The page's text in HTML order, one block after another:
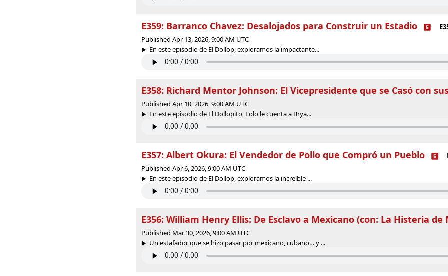
E359: Barranco Chavez: Desalojados para Construir un Estadio
Published Apr 13, 2026, 9:00 AM UTC
En este episodio de El Dollop, exploramos la impactante...
E358: Richard Mentor Johnson: El Vicepresidente que se Casó con
Published Apr 10, 2026, 9:00 AM UTC
En este episodio de El Dollopito, Lolo le cuenta a Brya...
E357: Albert Okura: El Vendedor de Pollo que Compró un Pueblo
Published Apr 6, 2026, 9:00 AM UTC
En este episodio de El Dollop, exploramos la increíble ...
E356: William Henry Ellis: De Esclavo a Mexicano (con: La Histeria de
Published Mar 30, 2026, 9:00 AM UTC
Un estafador que se hizo pasar por mexicano, cubano… y ...